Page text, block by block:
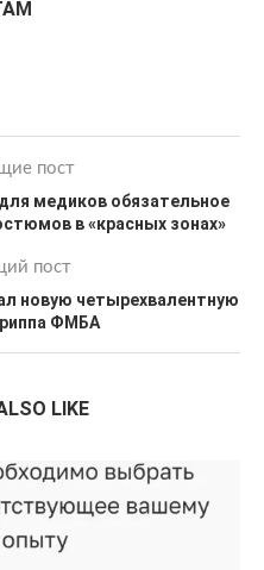
пост
медиков обязательное
в «красных зонах»
пост
новую четырехвалентную
ФМБА
LIKE